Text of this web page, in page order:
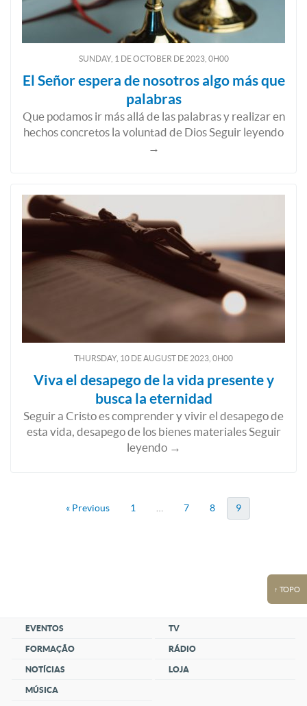
SUNDAY, 1 DEOCTOBER DE2023, 0H00
El Señor espera de nosotros algo más que
palabras
Que podamos ir más allá de las palabras y realizar en
hechos concretos la voluntad de Dios Seguir leyendo
→
THURSDAY, 10 DEAUGUST DE 2023, 0H00
Viva el desapego de la vida presente y
busca la eternidad
Seguir a Cristo es comprender y vivir el desapego de
esta vida, desapego de los bienes materiales Seguir
leyendo →
« Previous 1 7 8 9
↑ TOPO
EVENTOS
FORMAÇÃO
NOTÍCIAS
MÚSICA
TV
RÁDIO
LOJA